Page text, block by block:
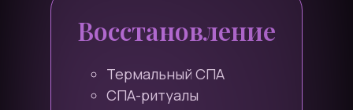
Восстановление
Термальный СПА
СПА-ритуалы